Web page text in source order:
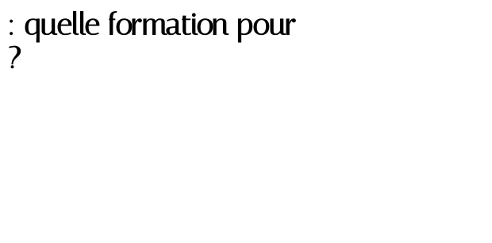
: quelle formation pour